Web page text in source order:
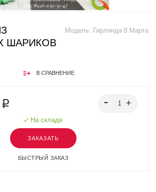
Модель: Гирлянда 8 Марта
ШАРИКОВ
В СРАВНЕНИЕ
На складе
ЗАКАЗАТЬ
БЫСТРЫЙ ЗАКАЗ